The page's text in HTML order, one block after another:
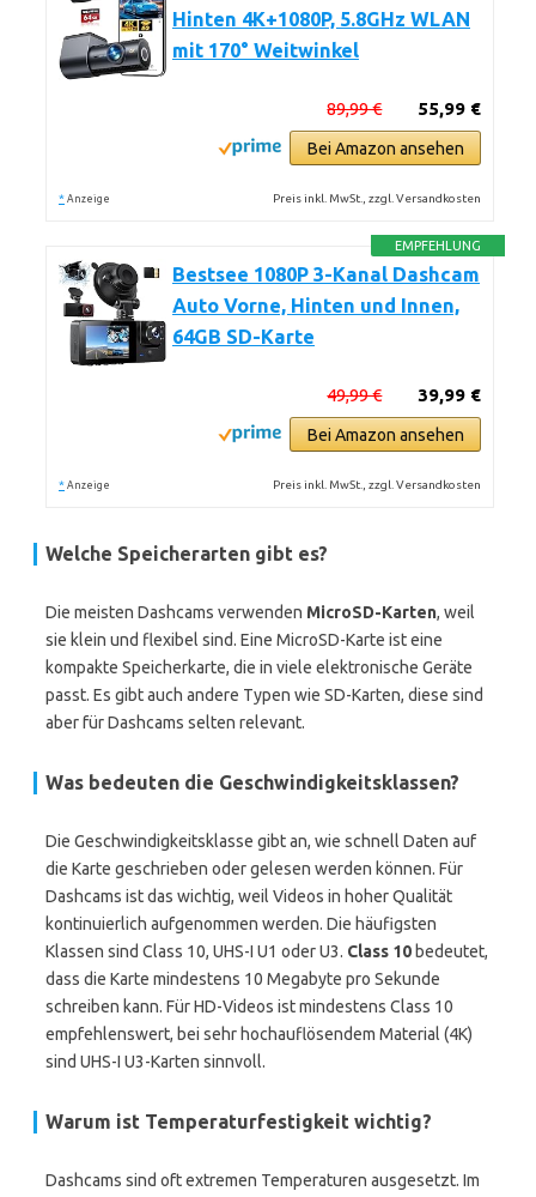
Hinten 4K+1080P, 5.8GHz WLAN
mit 170° Weitwinkel
55,99 €
89,99 €
Bei Amazon ansehen
* Anzeige Preis inkl. MwSt., zzgl. Versandkosten
EMPFEHLUNG
Bestsee 1080P 3-Kanal Dashcam
Auto Vorne, Hinten und Innen,
64GB SD-Karte
39,99 €
49,99 €
Bei Amazon ansehen
* Anzeige Preis inkl. MwSt., zzgl. Versandkosten
Welche Speicherarten gibt es?
Die meisten Dashcams verwenden MicroSD-Karten, weil
sie klein und flexibel sind. Eine MicroSD-Karte ist eine
kompakte Speicherkarte, die in viele elektronische Geräte
passt. Es gibt auch andere Typen wie SD-Karten, diese sind
aber für Dashcams selten relevant.
Was bedeuten die Geschwindigkeitsklassen?
Die Geschwindigkeitsklasse gibt an, wie schnell Daten auf
die Karte geschrieben oder gelesen werden können. Für
Dashcams ist das wichtig, weil Videos in hoher Qualität
kontinuierlich aufgenommen werden. Die häufigsten
Klassen sind Class 10, UHS-I U1 oder U3. Class 10 bedeutet,
dass die Karte mindestens 10 Megabyte pro Sekunde
schreiben kann. Für HD-Videos ist mindestens Class 10
empfehlenswert, bei sehr hochauflösendem Material (4K)
sind UHS-I U3-Karten sinnvoll.
Warum ist Temperaturfestigkeit wichtig?
Dashcams sind oft extremen Temperaturen ausgesetzt. Im